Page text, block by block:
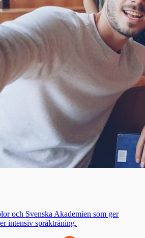
och Svenska Akademien som ger
intensiv språkträning.